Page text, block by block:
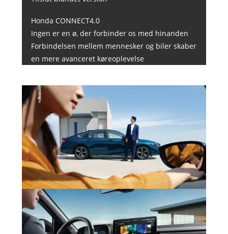
Honda CONNECT4.0
Ingen er en ø, der forbinder os med hinanden
Forbindelsen mellem mennesker og biler skaber
en mere avanceret køreoplevelse